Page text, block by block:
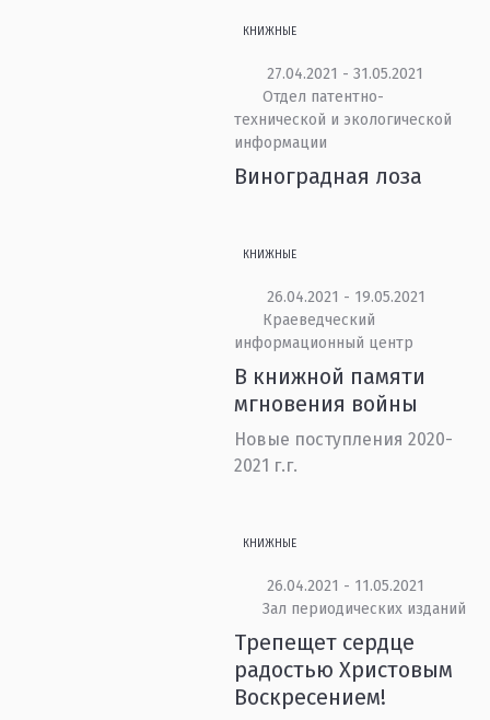
КНИЖНЫЕ
27.04.2021 - 31.05.2021
Отдел патентно-
технической и экологической
информации
Виноградная лоза
КНИЖНЫЕ
26.04.2021 - 19.05.2021
Краеведческий
информационный центр
В книжной памяти
мгновения войны
Новые поступления 2020-
2021 г.г.
КНИЖНЫЕ
26.04.2021 - 11.05.2021
Зал периодических изданий
Трепещет сердце
радостью Христовым
Воскресением!